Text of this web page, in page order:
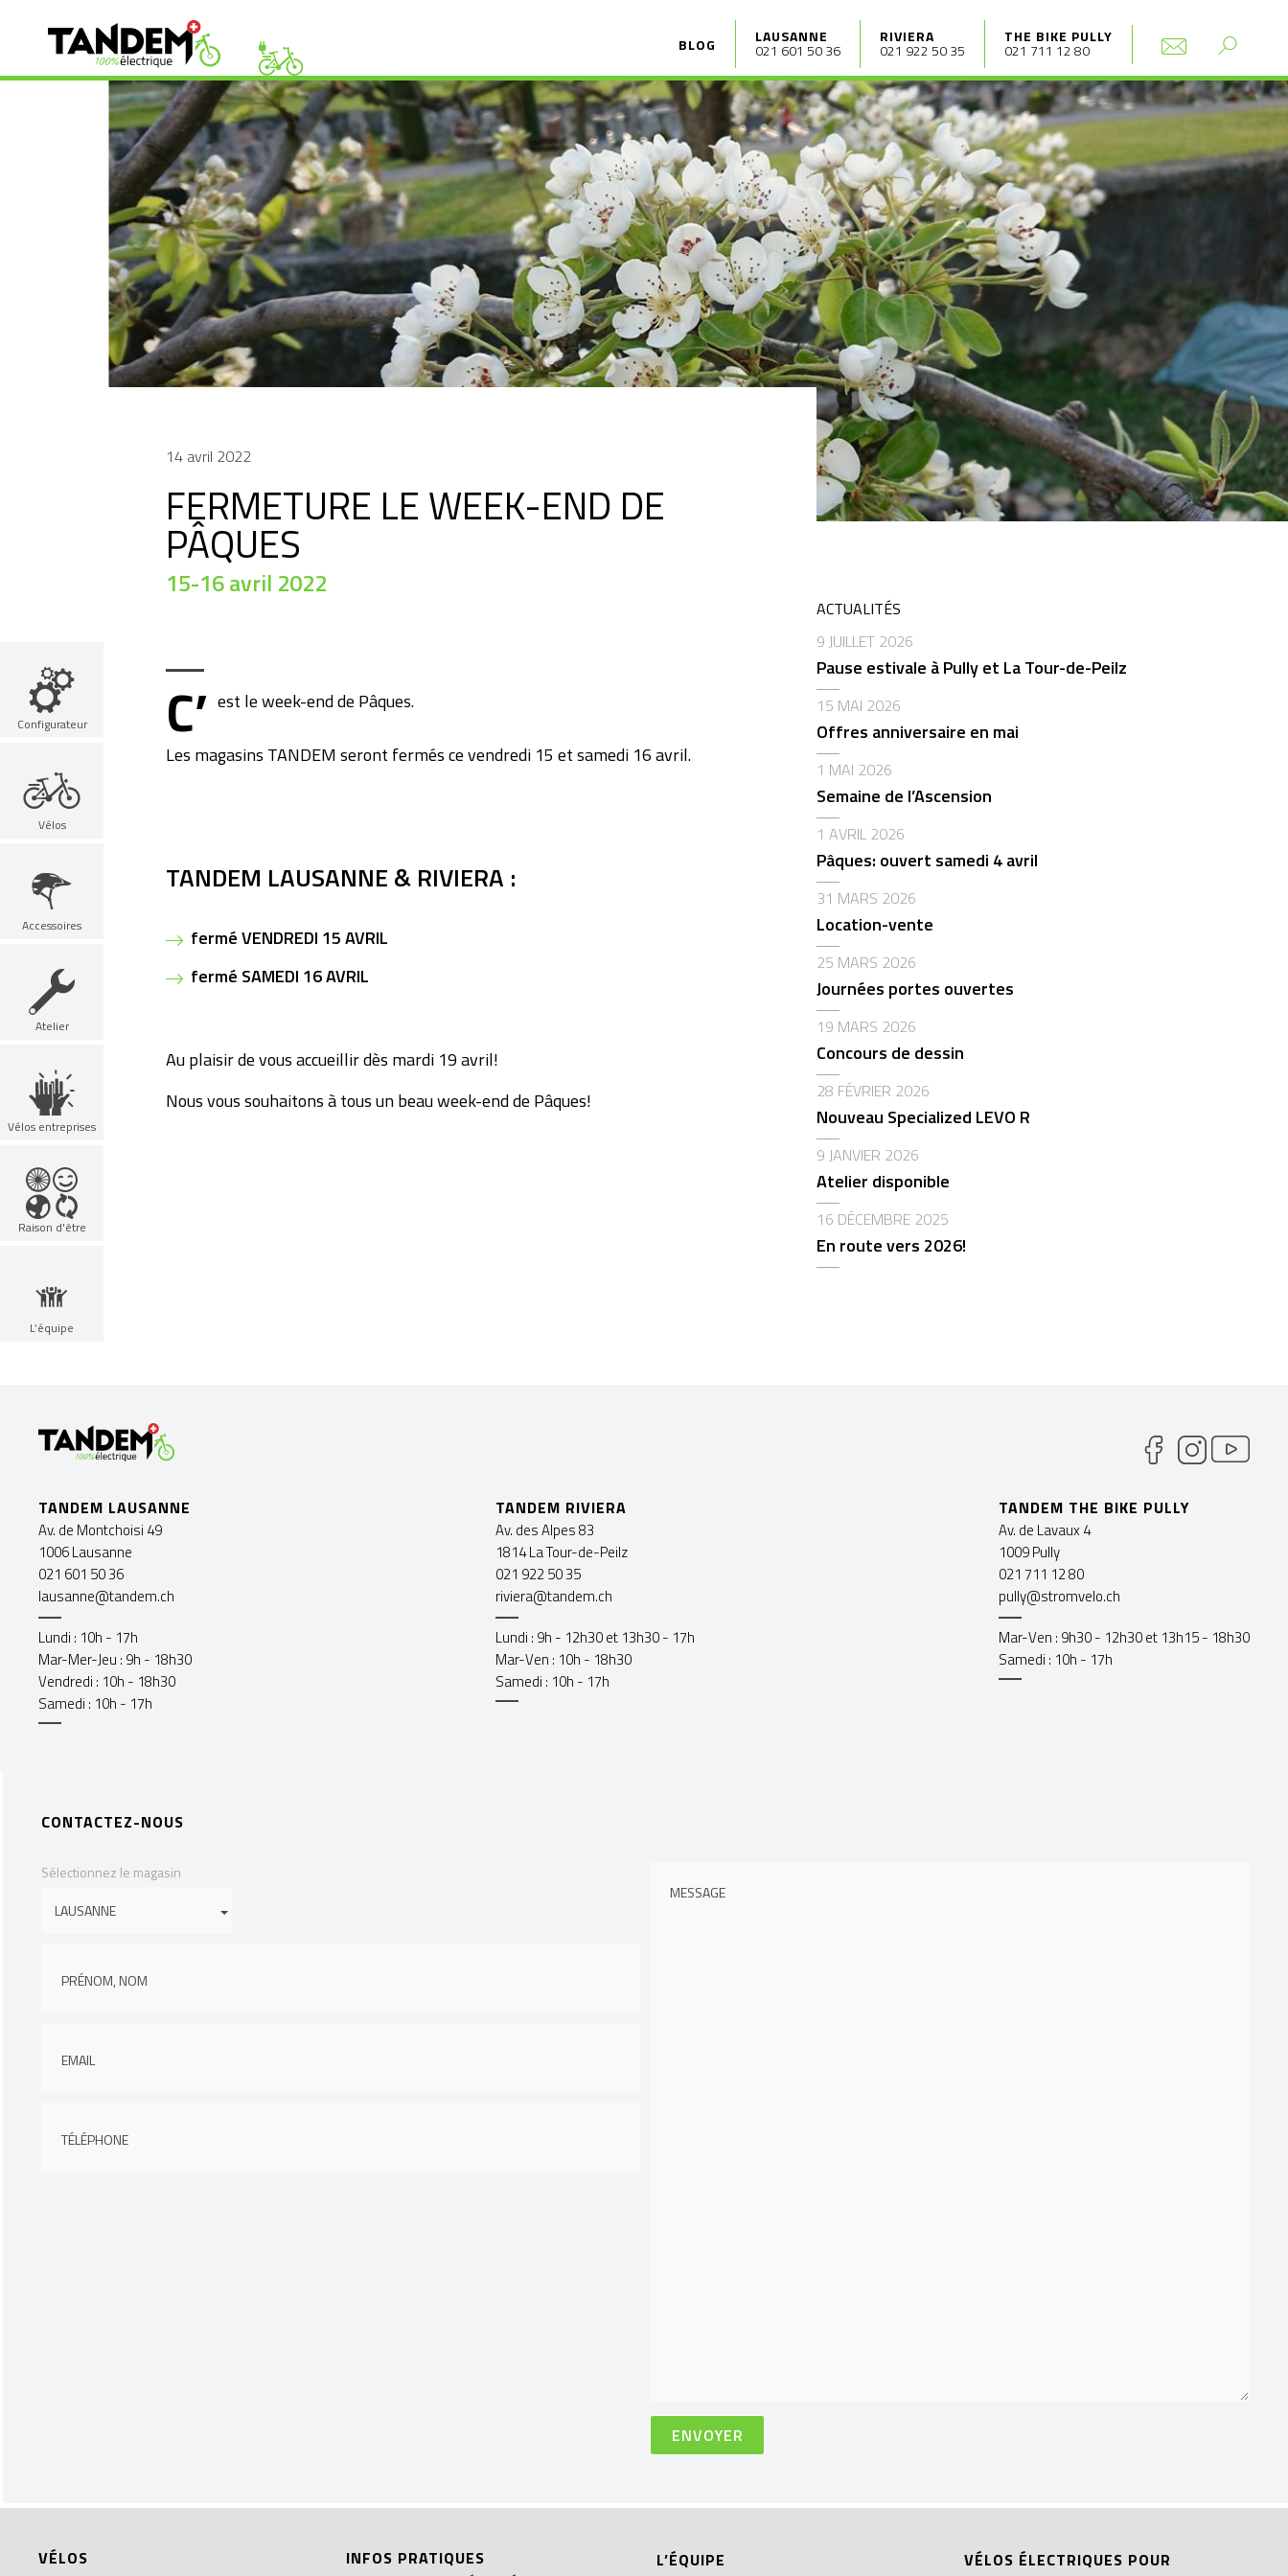
BLOG LAUSANNE
021 601 50 36
RIVIERA
021 922 50 35
THE BIKE PULLY
021 711 12 80
Configurateur
Vélos
Accessoires
Atelier
Vélos entreprises
Raison d'être
L’équipe
14 avril 2022
FERMETURE LE WEEK-END DE
PÂQUES
15-16 avril 2022
C’ est le week-end de Pâques.
Les magasins TANDEM seront fermés ce vendredi 15 et samedi 16 avril.
TANDEM LAUSANNE & RIVIERA :
fermé VENDREDI 15 AVRIL
fermé SAMEDI 16 AVRIL
Au plaisir de vous accueillir dès mardi 19 avril!
Nous vous souhaitons à tous un beau week-end de Pâques!
ACTUALITÉS
9 JUILLET 2026
Pause estivale à Pully et La Tour-de-Peilz
15 MAI 2026
Offres anniversaire en mai
1 MAI 2026
Semaine de l’Ascension
1 AVRIL 2026
Pâques: ouvert samedi 4 avril
31 MARS 2026
Location-vente
25 MARS 2026
Journées portes ouvertes
19 MARS 2026
Concours de dessin
28 FÉVRIER 2026
Nouveau Specialized LEVO R
9 JANVIER 2026
Atelier disponible
16 DÉCEMBRE 2025
En route vers 2026!
TANDEM LAUSANNE
Av. de Montchoisi 49
1006 Lausanne
021 601 50 36
lausanne@tandem.ch
Lundi : 10h - 17h
Mar-Mer-Jeu : 9h - 18h30
Vendredi : 10h - 18h30
Samedi : 10h - 17h
TANDEM RIVIERA
Av. des Alpes 83
1814 La Tour-de-Peilz
021 922 50 35
riviera@tandem.ch
Lundi : 9h - 12h30 et 13h30 - 17h
Mar-Ven : 10h - 18h30
Samedi : 10h - 17h
TANDEM THE BIKE PULLY
Av. de Lavaux 4
1009 Pully
021 711 12 80
pully@stromvelo.ch
Mar-Ven : 9h30 - 12h30 et 13h15 - 18h30
Samedi : 10h - 17h
CONTACTEZ-NOUS
Sélectionnez le magasin
VÉLOS
INFOS PRATIQUES
L’ÉQUIPE
VÉLOS ÉLECTRIQUES POUR